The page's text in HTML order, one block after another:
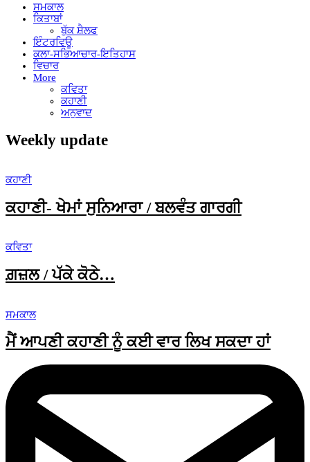
ਸਮਕਾਲ
ਕਿਤਾਬਾਂ
ਬੁੱਕ ਸ਼ੈਲਫ
ਇੰਟਰਵਿਊ
ਕਲਾ-ਸਭਿਆਚਾਰ-ਇਤਿਹਾਸ
ਵਿਚਾਰ
More
ਕਵਿਤਾ
ਕਹਾਣੀ
ਅਨੁਵਾਦ
Weekly update
ਕਹਾਣੀ
ਕਹਾਣੀ- ਖੇਮਾਂ ਸੁਨਿਆਰਾ / ਬਲਵੰਤ ਗਾਰਗੀ
ਕਵਿਤਾ
ਗ਼ਜ਼ਲ / ਪੱਕੇ ਕੋਠੇ…
ਸਮਕਾਲ
ਮੈਂ ਆਪਣੀ ਕਹਾਣੀ ਨੂੰ ਕਈ ਵਾਰ ਲਿਖ ਸਕਦਾ ਹਾਂ